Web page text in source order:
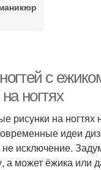
с
ногтях
рисунки на
идеи
исключение.
а может ёжика или